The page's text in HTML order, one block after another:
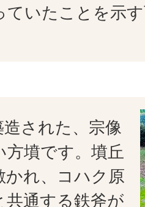
ていたことを示
された、宗像
方墳です。墳丘
かれ、コハク原
共通する鉄斧が